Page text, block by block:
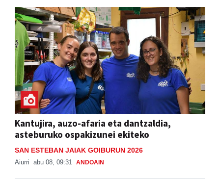
Kantujira, auzo-afaria eta dantzaldia,
asteburuko ospakizunei ekiteko
SAN ESTEBAN JAIAK GOIBURUN 2026
Aiurri abu 08, 09:31 ANDOAIN